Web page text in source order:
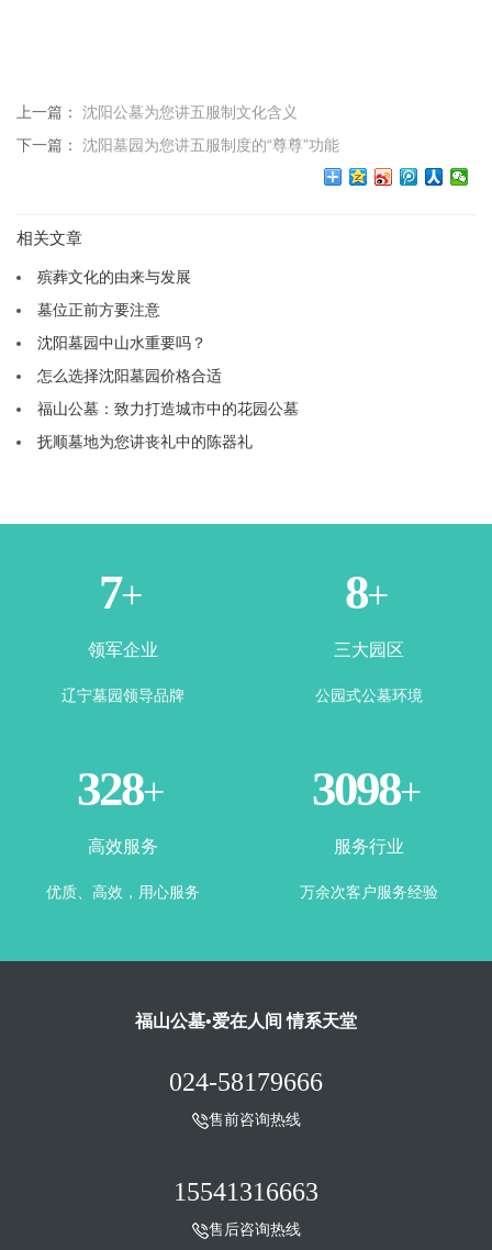
上一篇： 沈阳公墓为您讲五服制文化含义
下一篇： 沈阳墓园为您讲五服制度的“尊尊”功能
相关文章
殡葬文化的由来与发展
墓位正前方要注意
沈阳墓园中山水重要吗？
怎么选择沈阳墓园价格合适
福山公墓：致力打造城市中的花园公墓
抚顺墓地为您讲丧礼中的陈器礼
2+
领军企业
辽宁墓园领导品牌
4+
三大园区
公园式公墓环境
360+
高效服务
优质、高效，用心服务
3443+
服务行业
万余次客户服务经验
福山公墓•爱在人间 情系天堂
024-58179666
售前咨询热线
15541316663
售后咨询热线